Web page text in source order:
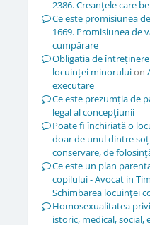
2386. Creanţele care
Ce este promisiunea
1669. Promisiunea de
cumpărare
Obligația de
locuinței minoruluion
executare
Ce este prezumția de
legal al concepţiunii
Poate fi închiriată o
doar de unul dintre
conservare, de
Ce este un plan
copilului - Avocat in
Schimbarea locuinţei
Homosexualitatea
istoric, medical,